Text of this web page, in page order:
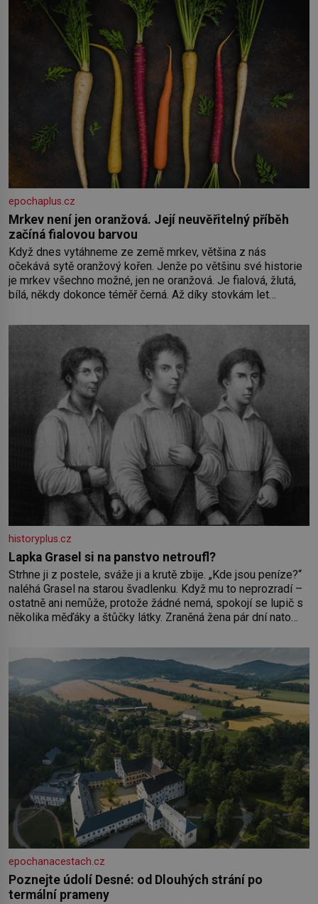
epochaplus.cz
Mrkev není jen oranžová. Její neuvěřitelný příběh
začíná fialovou barvou
Když dnes vytáhneme ze země mrkev, většina z nás
očekává sytě oranžový kořen. Jenže po většinu své historie
je mrkev všechno možné, jen ne oranžová. Je fialová, žlutá,
bílá, někdy dokonce téměř černá. Až díky stovkám let
českou zahradu ani nedokážeme představit. Její příběh je
historyplus.cz
Lapka Grasel si na panstvo netroufl?
Strhne ji z postele, sváže ji a krutě zbije. „Kde jsou peníze?“
naléhá Grasel na starou švadlenku. Když mu to neprozradí –
ostatně ani nemůže, protože žádné nemá, spokojí se lupič s
několika měďáky a štůčky látky. Zraněná žena pár dní nato
dlouho po jeho smrti
epochanacestach.cz
Poznejte údolí Desné: od Dlouhých strání po
termální prameny